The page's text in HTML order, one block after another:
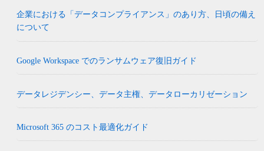
企業における「データコンプライアンス」のあり方、日頃の備え
について
Google Workspace でのランサムウェア復旧ガイド
データレジデンシー、データ主権、データローカリゼーション
Microsoft 365 のコスト最適化ガイド